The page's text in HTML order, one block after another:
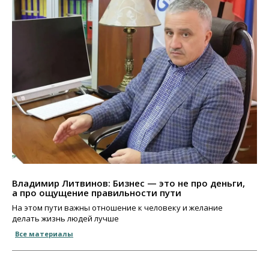
Владимир Литвинов: Бизнес — это не про деньги,
а про ощущение правильности пути
На этом пути важны отношение к человеку и желание
делать жизнь людей лучше
Все материалы